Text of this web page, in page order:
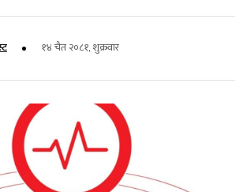
१४ चैत २०८१, शुक्रवार